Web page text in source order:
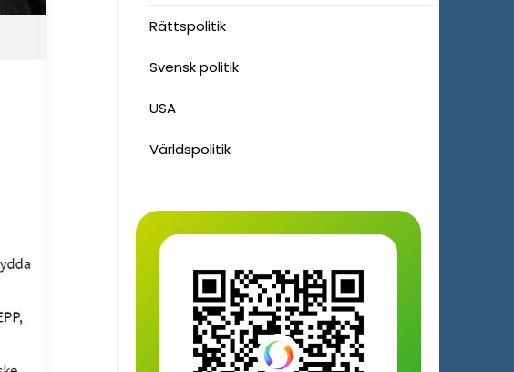
Rättspolitik
Svensk politik
USA
Världspolitik